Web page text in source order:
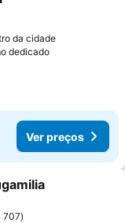
favoritos
da cidade
dedicado
Ver preços
favoritos
707